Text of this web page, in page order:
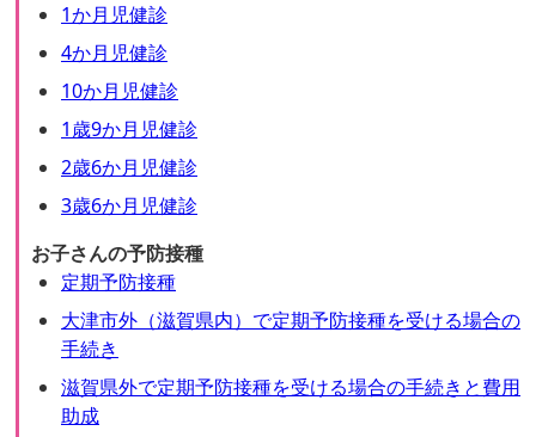
1か月児健診
4か月児健診
10か月児健診
1歳9か月児健診
2歳6か月児健診
3歳6か月児健診
お子さんの予防接種
定期予防接種
大津市外（滋賀県内）で定期予防接種を受ける場合の
手続き
滋賀県外で定期予防接種を受ける場合の手続きと費用
助成